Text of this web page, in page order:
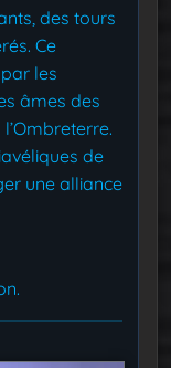
des tours
Ce
les
âmes des
de
une alliance